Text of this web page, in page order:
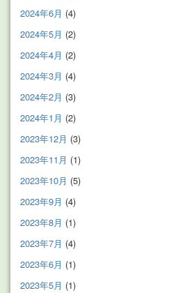
2024年6月 (4)
2024年5月 (2)
2024年4月 (2)
2024年3月 (4)
2024年2月 (3)
2024年1月 (2)
2023年12月 (3)
2023年11月 (1)
2023年10月 (5)
2023年9月 (4)
2023年8月 (1)
2023年7月 (4)
2023年6月 (1)
2023年5月 (1)